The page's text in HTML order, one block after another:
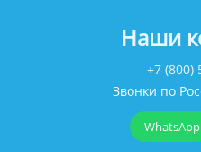
Наши
+7 (800)
Звонки по
WhatsApp